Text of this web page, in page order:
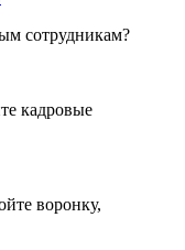
сотрудникам?
кадровые
воронку,